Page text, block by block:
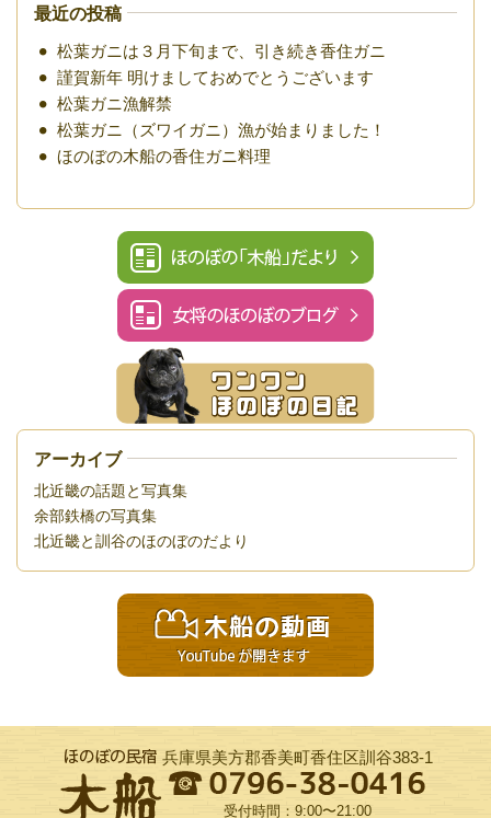
最近の投稿
松葉ガニは３月下旬まで、引き続き香住ガニ
謹賀新年 明けましておめでとうございます
松葉ガニ漁解禁
松葉ガニ（ズワイガニ）漁が始まりました！
ほのぼの木船の香住ガニ料理
アーカイブ
北近畿の話題と写真集
余部鉄橋の写真集
北近畿と訓谷のほのぼのだより
兵庫県美方郡香美町香住区訓谷383-1
受付時間：9:00〜21:00